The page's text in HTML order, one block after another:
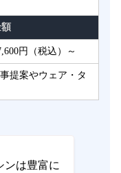
円（税込）～
提案やウェア・タ
ンは豊富に